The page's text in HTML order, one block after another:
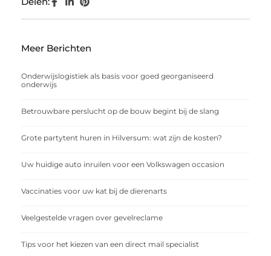
Meer Berichten
Onderwijslogistiek als basis voor goed georganiseerd
onderwijs
Betrouwbare perslucht op de bouw begint bij de slang
Grote partytent huren in Hilversum: wat zijn de kosten?
Uw huidige auto inruilen voor een Volkswagen occasion
Vaccinaties voor uw kat bij de dierenarts
Veelgestelde vragen over gevelreclame
Tips voor het kiezen van een direct mail specialist